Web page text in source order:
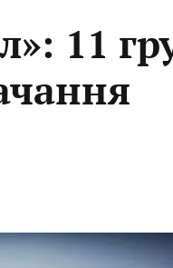
11